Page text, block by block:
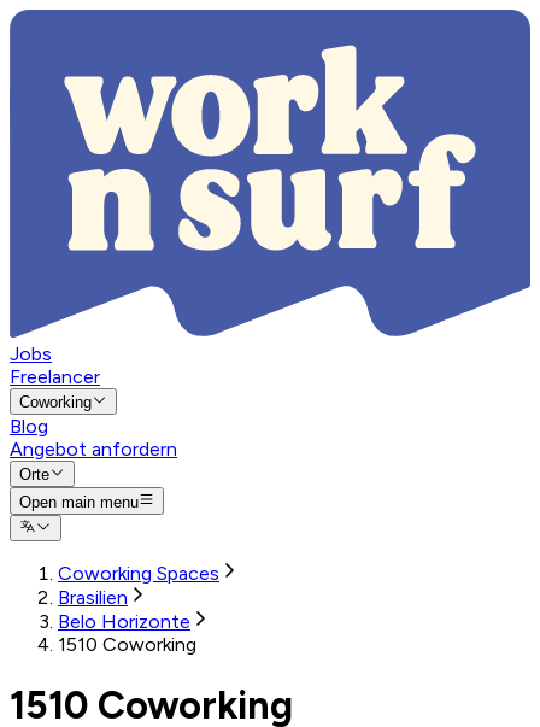
Jobs
Freelancer
Coworking
Blog
Angebot anfordern
Orte
Open main menu
Coworking Spaces
Brasilien
Belo Horizonte
1510 Coworking
1510 Coworking